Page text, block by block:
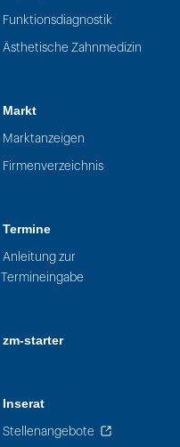
Funktionsdiagnostik
Ästhetische Zahnmedizin
Markt
Marktanzeigen
Firmenverzeichnis
Termine
Anleitung zur
Termineingabe
zm-starter
Inserat
Stellenangebote